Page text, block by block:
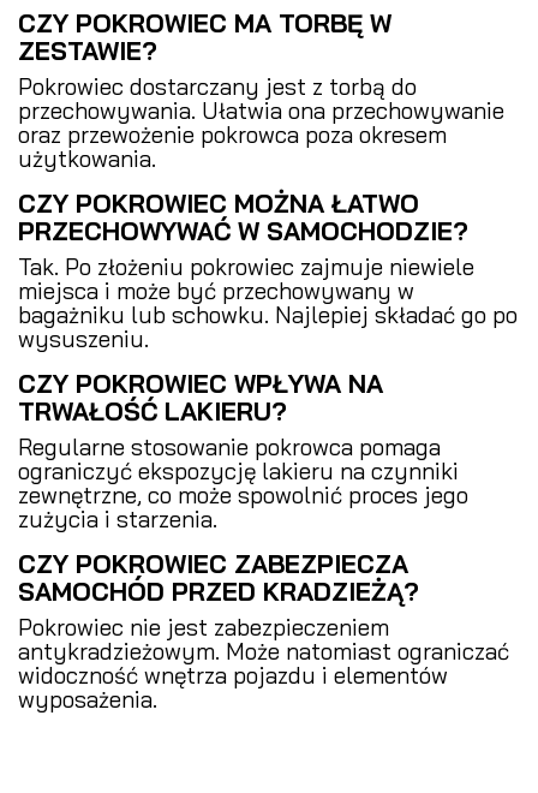
CZY POKROWIEC MA TORBĘ W
ZESTAWIE?
Pokrowiec dostarczany jest z torbą do
przechowywania. Ułatwia ona przechowywanie
oraz przewożenie pokrowca poza okresem
użytkowania.
CZY POKROWIEC MOŻNA ŁATWO
PRZECHOWYWAĆ W SAMOCHODZIE?
Tak. Po złożeniu pokrowiec zajmuje niewiele
miejsca i może być przechowywany w
bagażniku lub schowku. Najlepiej składać go po
wysuszeniu.
CZY POKROWIEC WPŁYWA NA
TRWAŁOŚĆ LAKIERU?
Regularne stosowanie pokrowca pomaga
ograniczyć ekspozycję lakieru na czynniki
zewnętrzne, co może spowolnić proces jego
zużycia i starzenia.
CZY POKROWIEC ZABEZPIECZA
SAMOCHÓD PRZED KRADZIEŻĄ?
Pokrowiec nie jest zabezpieczeniem
antykradzieżowym. Może natomiast ograniczać
widoczność wnętrza pojazdu i elementów
wyposażenia.